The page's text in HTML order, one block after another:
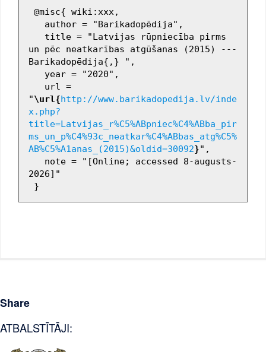
un pēc neatkarības atgūšanas (2015) ---
Barikadopēdija{,} ",
"\url{http://www.barikadopedija.lv/inde
x.php?
title=Latvijas_r%C5%ABpniec%C4%ABba_pir
ms_un_p%C4%93c_neatkar%C4%ABbas_atg%C5%
AB%C5%A1anas_(2015)&oldid=30092}",
2026]"
Share
ATBALSTĪTĀJI: